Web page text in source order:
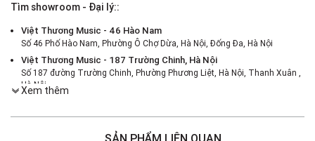
Tìm showroom - Đại lý::
Việt Thương Music - 46 Hào Nam
Số 46 Phố Hào Nam, Phường Ô Chợ Dừa, Hà Nội, Đống Đa, Hà Nội
Việt Thương Music - 187 Trường Chinh, Hà Nội
Số 187 đường Trường Chinh, Phường Phương Liệt, Hà Nội, Thanh Xuân ,
Hà Nội
386 Cách Mạng Tháng Tám, Phường Nhiêu Lộc, TPHCM, Quận 3, Hồ Chí
Xem thêm